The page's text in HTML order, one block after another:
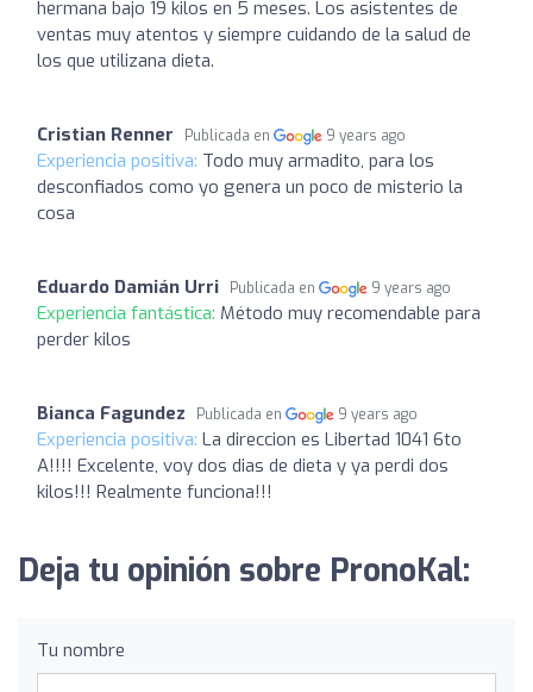
hermana bajo 19 kilos en 5 meses. Los asistentes de
ventas muy atentos y siempre cuidando de la salud de
los que utilizana dieta.
Cristian Renner Publicada en 9 years ago
Experiencia positiva: Todo muy armadito, para los
desconfiados como yo genera un poco de misterio la
cosa
Eduardo Damián Urri Publicada en 9 years ago
Experiencia fantástica: Método muy recomendable para
perder kilos
Bianca Fagundez Publicada en 9 years ago
Experiencia positiva: La direccion es Libertad 1041 6to
A!!!! Excelente, voy dos dias de dieta y ya perdi dos
kilos!!! Realmente funciona!!!
Deja tu opinión sobre PronoKal:
Tu nombre